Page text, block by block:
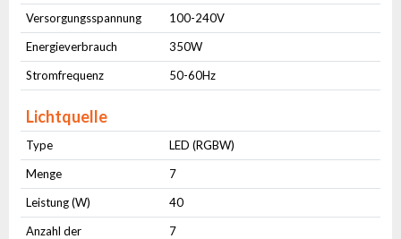
Versorgungsspannung
100-240V
Energieverbrauch
350W
Stromfrequenz
50-60Hz
Lichtquelle
Type
LED (RGBW)
Menge
7
Leistung (W)
40
Anzahl der
7